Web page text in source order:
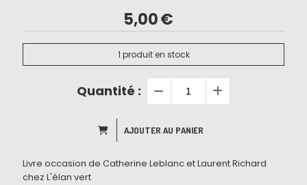
5,00€
1 produit en stock
Quantité :
AJOUTER AU PANIER
Livre occasion de Catherine Leblanc et Laurent Richard
chez L'élan vert